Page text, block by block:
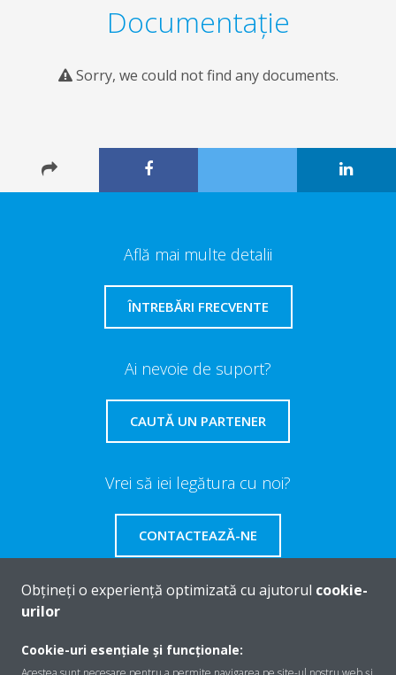
Documentaţie
Sorry, we could not find any documents.
Află mai multe detalii
ÎNTREBĂRI FRECVENTE
Ai nevoie de suport?
CAUTĂ UN PARTENER
Vrei să iei legătura cu noi?
CONTACTEAZĂ-NE
Despre Daikin
Obțineți o experiență optimizată cu ajutorul cookie-
urilor
Cookie-uri esențiale și funcționale: